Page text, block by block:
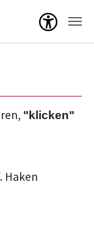
Menü
"klicken"
Haken